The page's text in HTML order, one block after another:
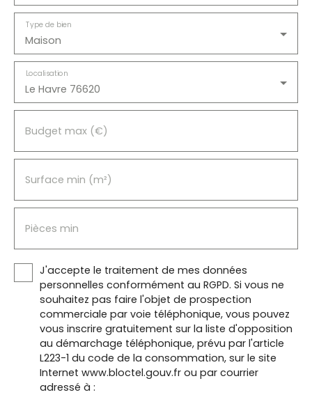
Maison
Type de bien
Le Havre 76620
Localisation
Budget max (€)
Surface min (m²)
Pièces min
J'accepte le traitement de mes données
personnelles conformément au RGPD. Si vous ne
souhaitez pas faire l'objet de prospection
commerciale par voie téléphonique, vous pouvez
vous inscrire gratuitement sur la liste d'opposition
au démarchage téléphonique, prévu par l'article
L223-1 du code de la consommation, sur le site
Internet www.bloctel.gouv.fr ou par courrier
adressé à :